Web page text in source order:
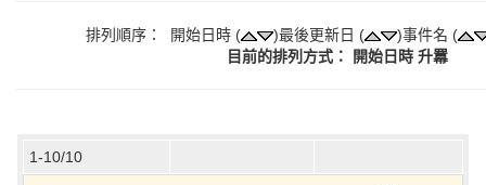
排列順序： 開始日時 ( )最後更新日 (
)事件名 (
目前的排列方式： 開始日時 升羃
1-10/10